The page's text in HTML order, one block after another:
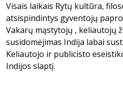
Visais laikais Rytų kultūra,
atsispindintys gyventojų
Vakarų mąstytojų , keliautojų
susidomėjimas Indija labai
Keliautojo ir publicisto
Indijos slaptį.